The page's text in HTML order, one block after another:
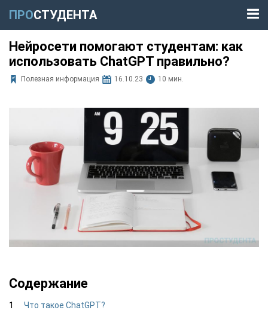
ПРОСТУДЕНТА
Нейросети помогают студентам: как
использовать ChatGPT правильно?
Полезная информация 16.10.23 10 мин.
Содержание
Что такое ChatGPT?